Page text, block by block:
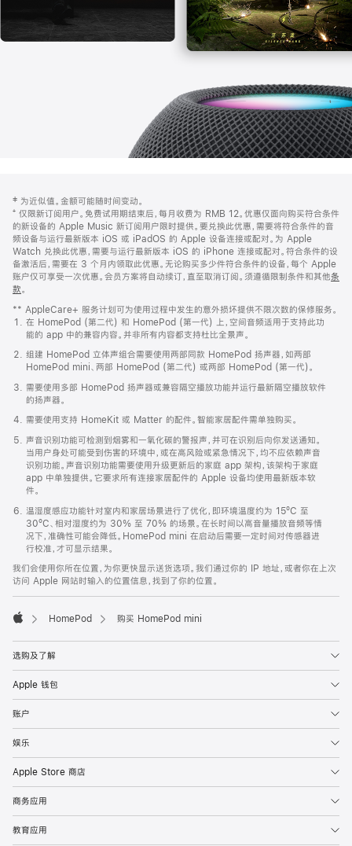
页
页
脚
注
‡ 为近似值。金额可能随时间变动。
⁺ 仅限新订阅用户。免费试用期结束后，每月收费为 RMB 12。优惠仅面向购买符合条件
的新设备的 Apple Music 新订阅用户限时提供。要兑换此优惠，需要将符合条件的音
频设备与运行最新版本 iOS 或 iPadOS 的 Apple 设备连接或配对。为 Apple
Watch 兑换此优惠，需要与运行最新版本 iOS 的 iPhone 连接或配对。符合条件的设
备激活后，需要在 3 个月内领取此优惠。无论购买多少件符合条件的设备，每个 Apple
账户仅可享受一次优惠。会员方案将自动续订，直至取消订阅。须遵循限制条件和其他条
款。
窗
口
中
打
开)
** AppleCare+ 服务计划可为使用过程中发生的意外损坏提供不限次数的保修服务。
在 HomePod (第二代) 和 HomePod (第一代) 上，空间音频适用于支持此功
能的 app 中的兼容内容。并非所有内容都支持杜比全景声。
组建 HomePod 立体声组合需要使用两部同款 HomePod 扬声器，如两部
HomePod mini、两部 HomePod (第二代) 或两部 HomePod (第一代)。
需要使用多部 HomePod 扬声器或兼容隔空播放功能并运行最新隔空播放软件
的扬声器。
需要使用支持 HomeKit 或 Matter 的配件。智能家居配件需单独购买。
声音识别功能可检测到烟雾和一氧化碳的警报声，并可在识别后向你发送通知。
当用户身处可能受到伤害的环境中，或在高风险或紧急情况下，均不应依赖声音
识别功能。声音识别功能需要使用升级更新后的家庭 app 架构，该架构于家庭
app 中单独提供。它要求所有连接家居配件的 Apple 设备均使用最新版本软
件。
温湿度感应功能针对室内和家居场景进行了优化，即环境温度约为 15ºC 至
30ºC、相对湿度约为 30% 至 70% 的场景。在长时间以高音量播放音频等情
况下，准确性可能会降低。HomePod mini 在启动后需要一定时间对传感器进
行校准，才可显示结果。
我们会使用你所在位置，为你更快显示送货选项。我们通过你的 IP 地址，或者你在上次
访问 Apple 网站时输入的位置信息，找到了你的位置。
HomePod 购买 HomePod mini
选购及了解
Apple 钱包
账户
娱乐
Apple Store 商店
商务应用
教育应用